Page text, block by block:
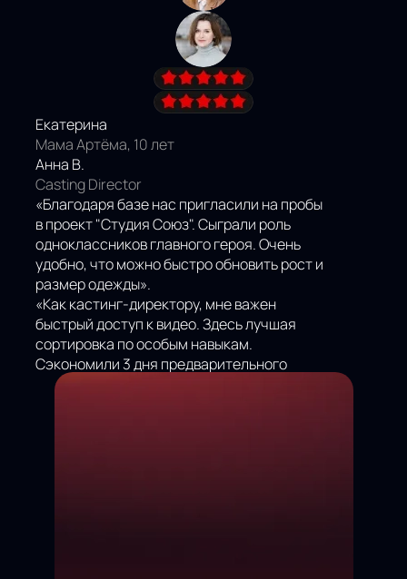
Екатерина
Мама Артёма, 10 лет
Анна В.
Casting Director
«Благодаря базе нас пригласили на пробы
в проект "Студия Союз". Сыграли роль
одноклассников главного героя. Очень
удобно, что можно быстро обновить рост и
размер одежды».
«Как кастинг-директору, мне важен
быстрый доступ к видео. Здесь лучшая
сортировка по особым навыкам.
Сэкономили 3 дня предварительного
поиска».